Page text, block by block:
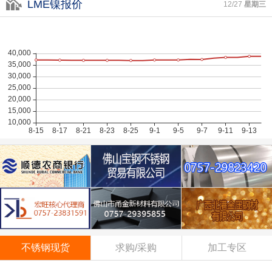
联众LH/2B 8800 0.00
LME镍报价 12/27 星期三
不锈钢现货 求购/采购 加工专区